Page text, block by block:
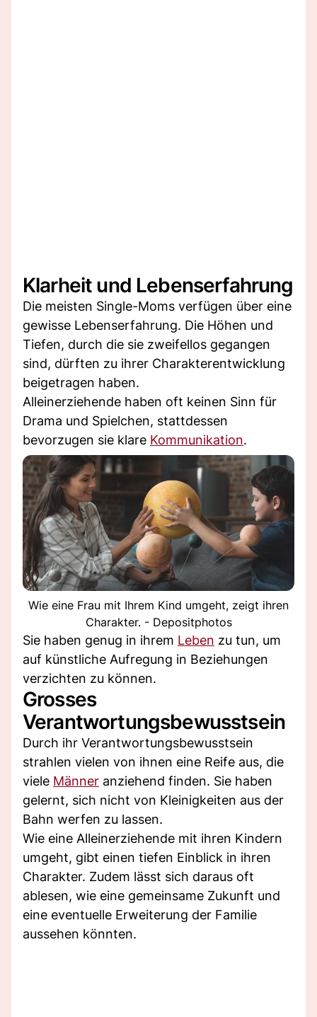
Klarheit und Lebenserfahrung
Die meisten Single-Moms verfügen über eine
gewisse Lebenserfahrung. Die Höhen und
Tiefen, durch die sie zweifellos gegangen
sind, dürften zu ihrer Charakterentwicklung
beigetragen haben.
Alleinerziehende haben oft keinen Sinn für
Drama und Spielchen, stattdessen
bevorzugen sie klare Kommunikation.
Wie eine Frau mit Ihrem Kind umgeht, zeigt ihren
Charakter. - Depositphotos
Sie haben genug in ihrem Leben zu tun, um
auf künstliche Aufregung in Beziehungen
verzichten zu können.
Grosses
Verantwortungsbewusstsein
Durch ihr Verantwortungsbewusstsein
strahlen vielen von ihnen eine Reife aus, die
viele Männer anziehend finden. Sie haben
gelernt, sich nicht von Kleinigkeiten aus der
Bahn werfen zu lassen.
Wie eine Alleinerziehende mit ihren Kindern
umgeht, gibt einen tiefen Einblick in ihren
Charakter. Zudem lässt sich daraus oft
ablesen, wie eine gemeinsame Zukunft und
eine eventuelle Erweiterung der Familie
aussehen könnten.